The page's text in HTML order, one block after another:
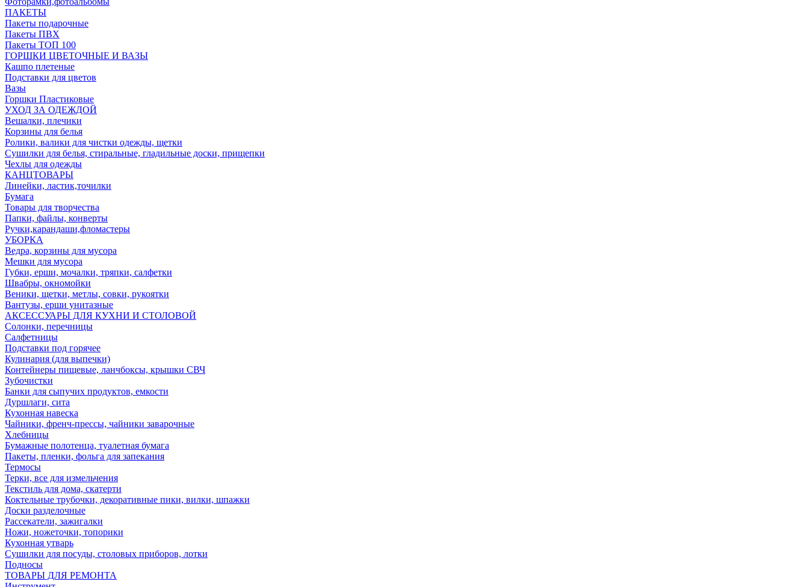
ПАКЕТЫ
Пакеты подарочные
Пакеты ПВХ
Пакеты ТОП 100
ГОРШКИ ЦВЕТОЧНЫЕ И ВАЗЫ
Кашпо плетеные
Подставки для цветов
Вазы
Горшки Пластиковые
УХОД ЗА ОДЕЖДОЙ
Вешалки, плечики
Корзины для белья
Ролики, валики для чистки одежды, щетки
Сушилки для белья, стиральные, гладильные доски, прищепки
Чехлы для одежды
КАНЦТОВАРЫ
Линейки, ластик,точилки
Бумага
Товары для творчества
Папки, файлы, конверты
Ручки,карандаши,фломастеры
УБОРКА
Ведра, корзины для мусора
Мешки для мусора
Губки, ерши, мочалки, тряпки, салфетки
Швабры, окномойки
Веники, щетки, метлы, совки, рукоятки
Вантузы, ерши унитазные
АКСЕССУАРЫ ДЛЯ КУХНИ И СТОЛОВОЙ
Солонки, перечницы
Салфетницы
Подставки под горячее
Кулинария (для выпечки)
Контейнеры пищевые, ланчбоксы, крышки СВЧ
Зубочистки
Банки для сыпучих продуктов, емкости
Дуршлаги, сита
Кухонная навеска
Чайники, френч-прессы, чайники заварочные
Хлебницы
Бумажные полотенца, туалетная бумага
Пакеты, пленки, фольга для запекания
Термосы
Терки, все для измельчения
Текстиль для дома, скатерти
Коктельные трубочки, декоративные пики, вилки, шпажки
Доски разделочные
Рассекатели, зажигалки
Ножи, ножеточки, топорики
Кухонная утварь
Сушилки для посуды, столовых приборов, лотки
Подносы
ТОВАРЫ ДЛЯ РЕМОНТА